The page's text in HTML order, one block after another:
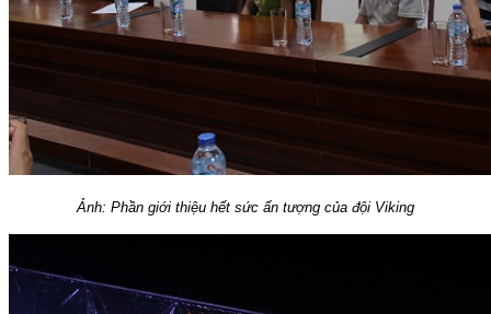
Ảnh: Phần giới thiệu hết sức ấn tượng của đội Viking